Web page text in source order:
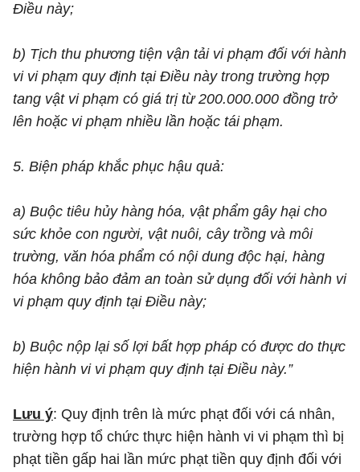
Điều này;
b) Tịch thu phương tiện vận tải vi phạm đối với hành
vi vi phạm quy định tại Điều này trong trường hợp
tang vật vi phạm có giá trị từ 200.000.000 đồng trở
lên hoặc vi phạm nhiều lần hoặc tái phạm.
5. Biện pháp khắc phục hậu quả:
a) Buộc tiêu hủy hàng hóa, vật phẩm gây hại cho
sức khỏe con người, vật nuôi, cây trồng và môi
trường, văn hóa phẩm có nội dung độc hại, hàng
hóa không bảo đảm an toàn sử dụng đối với hành vi
vi phạm quy định tại Điều này;
b) Buộc nộp lại số lợi bất hợp pháp có được do thực
hiện hành vi vi phạm quy định tại Điều này.”
Lưu ý: Quy định trên là mức phạt đối với cá nhân,
trường hợp tổ chức thực hiện hành vi vi phạm thì bị
phạt tiền gấp hai lần mức phạt tiền quy định đối với